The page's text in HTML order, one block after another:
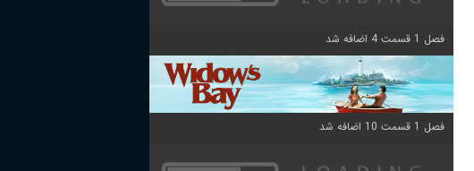
فصل 1 قسمت 4 اضافه شد
فصل 1 قسمت 10 اضافه شد